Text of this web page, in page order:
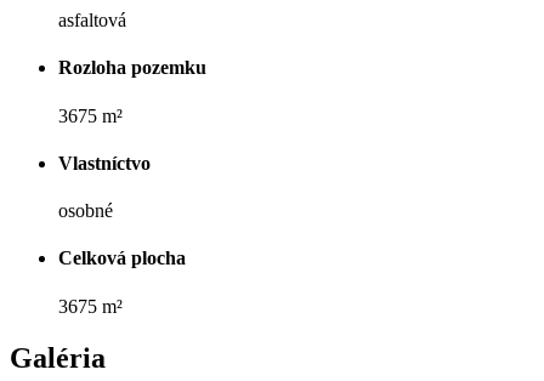
asfaltová
Rozloha pozemku
3675 m²
Vlastníctvo
osobné
Celková plocha
3675 m²
Galéria